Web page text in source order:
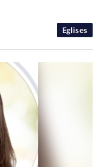
Eglises